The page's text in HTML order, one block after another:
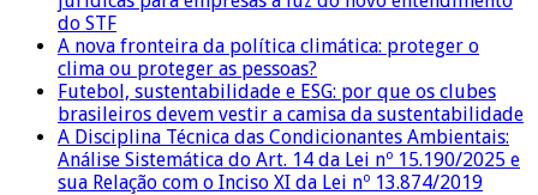
do STF
A nova fronteira da política climática: proteger o
clima ou proteger as pessoas?
Futebol, sustentabilidade e ESG: por que os clubes
brasileiros devem vestir a camisa da sustentabilidade
A Disciplina Técnica das Condicionantes Ambientais:
Análise Sistemática do Art. 14 da Lei nº 15.190/2025 e
sua Relação com o Inciso XI da Lei nº 13.874/2019